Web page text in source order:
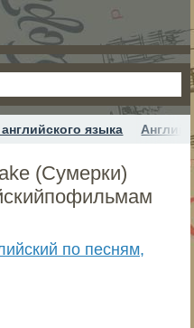
языка
(Сумерки)
по песням,